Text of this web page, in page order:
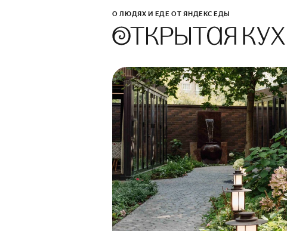
О ЛЮДЯХ И ЕДЕ ОТ ЯНДЕКС ЕДЫ